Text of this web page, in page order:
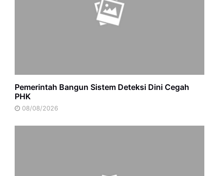
Pemerintah Bangun Sistem Deteksi Dini Cegah
PHK
08/08/2026